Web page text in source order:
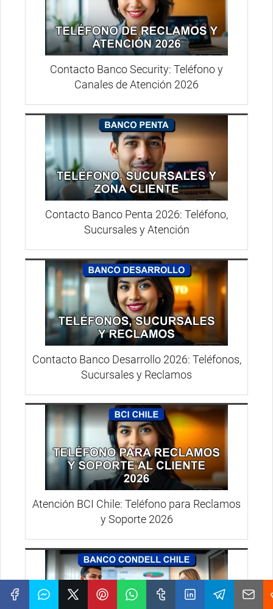
Contacto Banco Security: Teléfono y
Canales de Atención 2026
Contacto Banco Penta 2026: Teléfono,
Sucursales y Atención
Contacto Banco Desarrollo 2026: Teléfonos,
Sucursales y Reclamos
Atención BCI Chile: Teléfono para Reclamos
y Soporte 2026